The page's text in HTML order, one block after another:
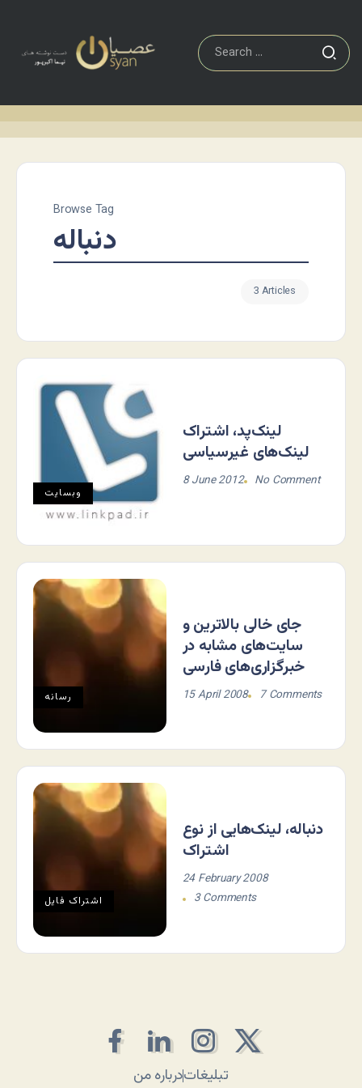
Browse Tag
دنباله
3 Articles
وبسایت
لینک‌پد، اشتراک
لینک‌های غیرسیاسی
8 June 2012 No Comment
رسانه
جای خالی بالاترین و
سایت‌های مشابه در
خبرگزاری‌های فارسی
15 April 2008 7 Comments
اشتراک فايل
دنباله، لینک‌هایی از نوع
اشتراک
24 February 2008
3 Comments
درباره منتبلیغات